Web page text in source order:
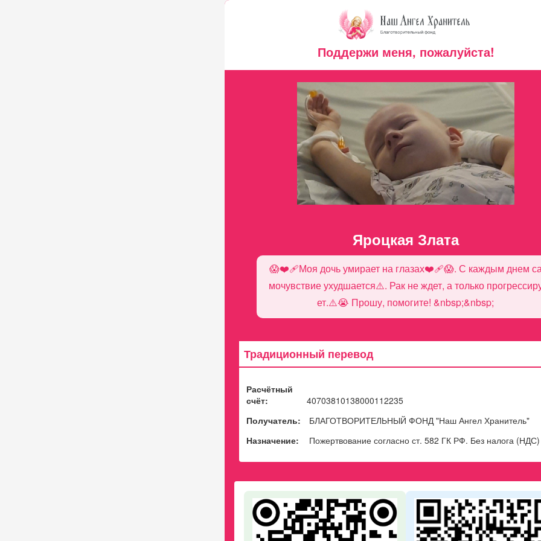
Поддержи меня, пожалуйста!
Яроцкая Злата
😱❤️‍🩹Моя дочь умирает на глазах❤️‍🩹😱. С каждым днем
мочувствие ухудшается⚠️. Рак не ждет, а только
ет.⚠️😭 Прошу, помогите! &nbsp;&nbsp;
Традиционный перевод
Расчётный
счёт:
40703810138000112235
Получатель:
БЛАГОТВОРИТЕЛЬНЫЙ ФОНД "Наш Ангел Хранитель"
Назначение:
Пожертвование согласно ст. 582 ГК РФ. Без налога (НДС)